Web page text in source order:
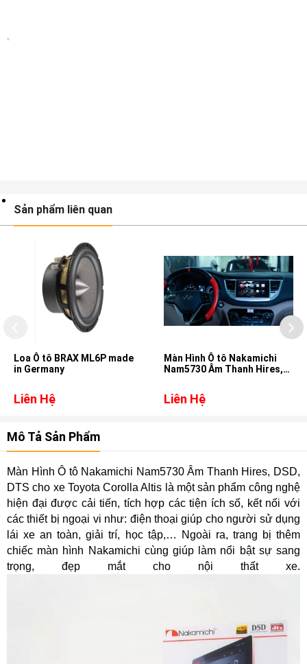
Sản phẩm liên quan
Loa Ô tô BRAX ML6P made
in Germany
Liên Hệ
Màn Hình Ô tô Nakamichi
Nam5730 Âm Thanh Hires,
Liên Hệ
Mô Tả Sản Phẩm
Màn Hình Ô tô Nakamichi Nam5730 Âm Thanh Hires, DSD,
DTS cho xe Toyota Corolla Altis là một sản phẩm công nghệ
hiện đại được cải tiến, tích hợp các tiện ích số, kết nối với
các thiết bị ngoại vi như: điện thoại giúp cho người sử dụng
lái xe an toàn, giải trí, học tập,… Ngoài ra, trang bị thêm
chiếc màn hình Nakamichi cùng giúp làm nổi bật sự sang
trọng, đẹp mắt cho nội thất xe.